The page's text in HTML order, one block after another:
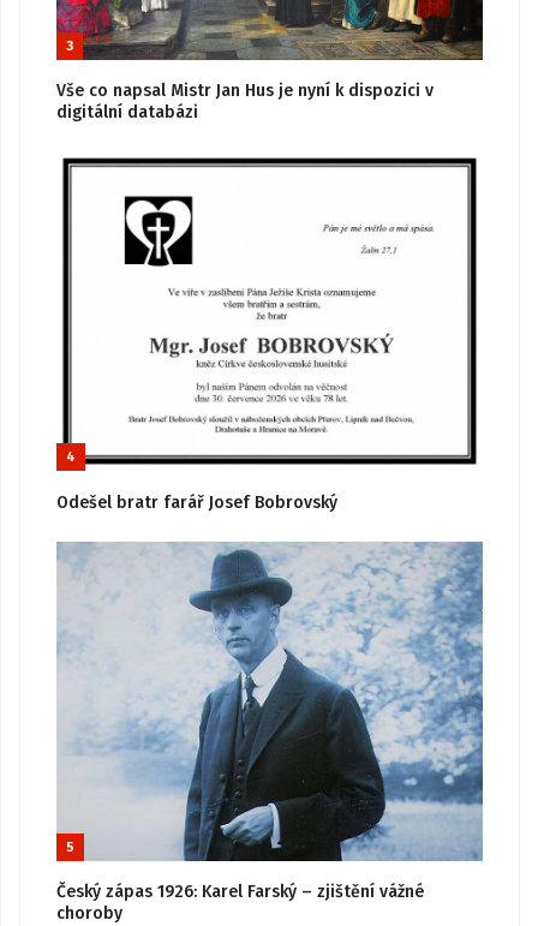
3
Vše co napsal Mistr Jan Hus je nyní k dispozici v
digitální databázi
4
Odešel bratr farář Josef Bobrovský
5
Český zápas 1926: Karel Farský – zjištění vážné
choroby